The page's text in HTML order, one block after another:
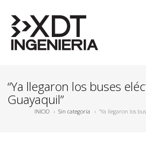
“Ya llegaron los buses
Guayaquil”
INICIO › Sin categoría › “Ya llegaron los